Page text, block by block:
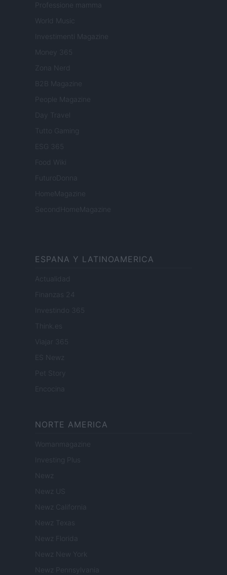
Professione mamma
World Music
Investimenti Magazine
Money 365
Zona Nerd
B2B Magazine
People Magazine
Day Travel
Tutto Gaming
ESG 365
Food Wiki
FuturoDonna
HomeMagazine
SecondHomeMagazine
ESPANA Y LATINOAMERICA
Actualidad
Finanzas 24
Investindo 365
Think.es
Viajar 365
ES Newz
Encocina
NORTE AMERICA
Womanmagazine
Investing Plus
Newz
Newz US
Newz California
Newz Texas
Newz Florida
Newz New York
Newz Pennsylvania